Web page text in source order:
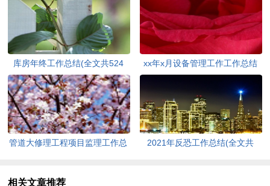
库房年终工作总结(全文共524
字)
xx年x月设备管理工作工作总结
管道大修理工程项目监理工作总
2021年反恐工作总结(全文共
相关文章推荐